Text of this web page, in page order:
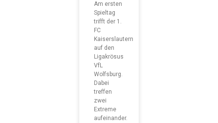
Am ersten
Spieltag
trifft der 1.
FC
Kaiserslautern
auf den
Ligakrösus
VfL
Wolfsburg.
Dabei
treffen
zwei
Extreme
aufeinander.